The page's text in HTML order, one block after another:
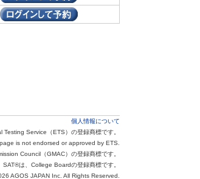
個人情報について
Service（ETS）の登録商標です。
is not endorsed or approved by ETS.
Council（GMAC）の登録商標です。
SAT®は、College Boardの登録商標です。
AGOS JAPAN Inc. All Rights Reserved.